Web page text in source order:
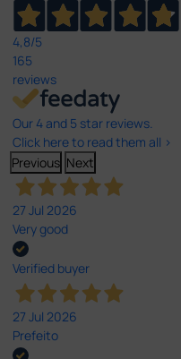
4,8/5
165
reviews
Our 4 and 5 star reviews.
Click here to read them all >
Previous Next
27 Jul 2026
Very good
Verified buyer
27 Jul 2026
Prefeito